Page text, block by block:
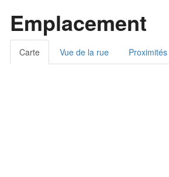
Emplacement
Carte Vue de la rue Proximités